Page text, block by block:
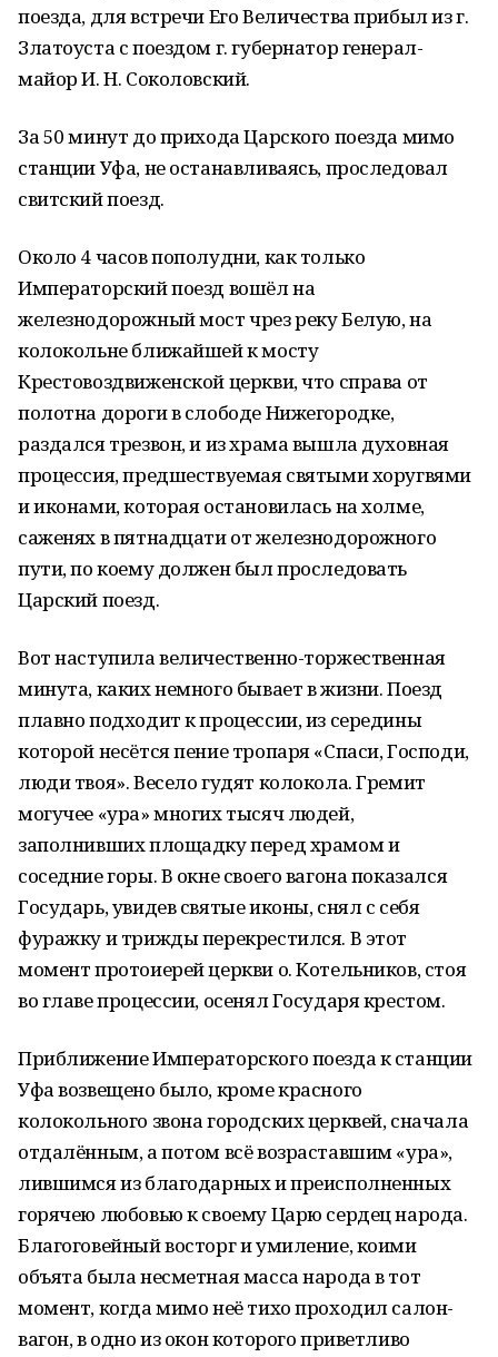
поезда, для встречи Его Величества прибыл из г.
Златоуста с поездом г. губернатор генерал-
майор И. Н. Соколовский.
За 50 минут до прихода Царского поезда мимо
станции Уфа, не останавливаясь, проследовал
свитский поезд.
Около 4 часов пополудни, как только
Императорский поезд вошёл на
железнодорожный мост чрез реку Белую, на
колокольне ближайшей к мосту
Крестовоздвиженской церкви, что справа от
полотна дороги в слободе Нижегородке,
раздался трезвон, и из храма вышла духовная
процессия, предшествуемая святыми хоругвями
и иконами, которая остановилась на холме,
саженях в пятнадцати от железнодорожного
пути, по коему должен был проследовать
Царский поезд.
Вот наступила величественно-торжественная
минута, каких немного бывает в жизни. Поезд
плавно подходит к процессии, из середины
которой несётся пение тропаря «Спаси, Господи,
люди твоя». Весело гудят колокола. Гремит
могучее «ура» многих тысяч людей,
заполнивших площадку перед храмом и
соседние горы. В окне своего вагона показался
Государь, увидев святые иконы, снял с себя
фуражку и трижды перекрестился. В этот
момент протоиерей церкви о. Котельников, стоя
во главе процессии, осенял Государя крестом.
Приближение Императорского поезда к станции
Уфа возвещено было, кроме красного
колокольного звона городских церквей, сначала
отдалённым, а потом всё возраставшим «ура»,
лившимся из благодарных и преисполненных
горячею любовью к своему Царю сердец народа.
Благоговейный восторг и умиление, коими
объята была несметная масса народа в тот
момент, когда мимо неё тихо проходил салон-
вагон, в одно из окон которого приветливо